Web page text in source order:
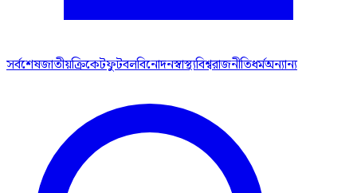
সর্বশেষজাতীয়ক্রিকেটফুটবলবিনোদনস্বাস্থ্যবিশ্বরাজনীতিধর্মঅন্যান্য